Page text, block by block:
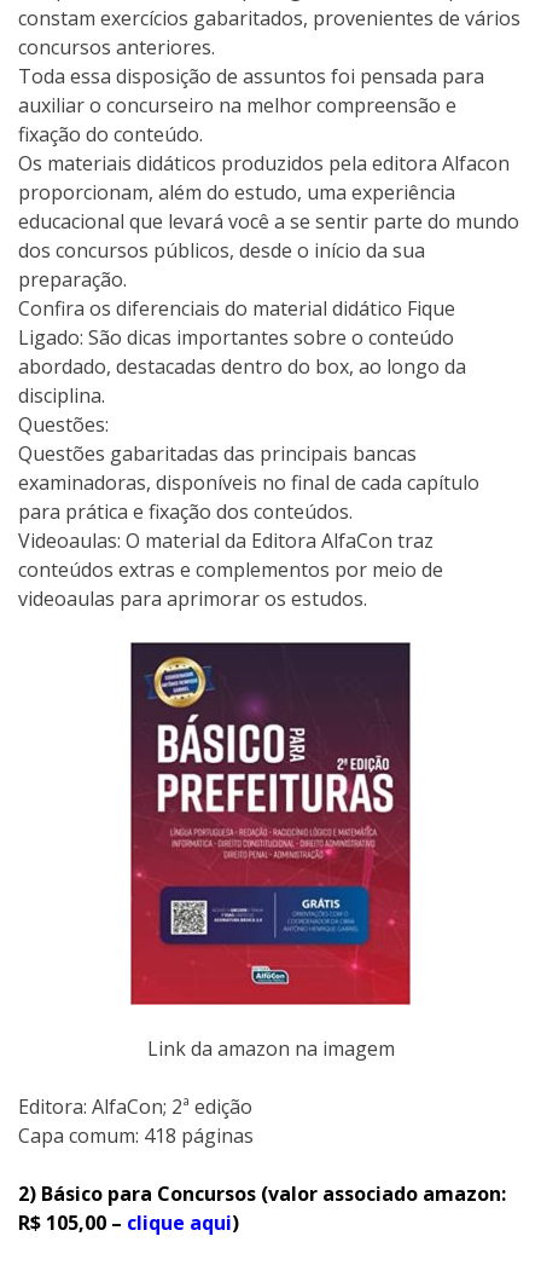
constam exercícios gabaritados, provenientes de vários
concursos anteriores.
Toda essa disposição de assuntos foi pensada para
auxiliar o concurseiro na melhor compreensão e
fixação do conteúdo.
Os materiais didáticos produzidos pela editora Alfacon
proporcionam, além do estudo, uma experiência
educacional que levará você a se sentir parte do mundo
dos concursos públicos, desde o início da sua
preparação.
Confira os diferenciais do material didático Fique
Ligado: São dicas importantes sobre o conteúdo
abordado, destacadas dentro do box, ao longo da
disciplina.
Questões:
Questões gabaritadas das principais bancas
examinadoras, disponíveis no final de cada capítulo
para prática e fixação dos conteúdos.
Videoaulas: O material da Editora AlfaCon traz
conteúdos extras e complementos por meio de
videoaulas para aprimorar os estudos.
Link da amazon na imagem
Editora:‎ AlfaCon; 2ª edição
Capa comum:‎ 418 páginas
2) Básico para Concursos (valor associado amazon:
R$ 105,00 – clique aqui)